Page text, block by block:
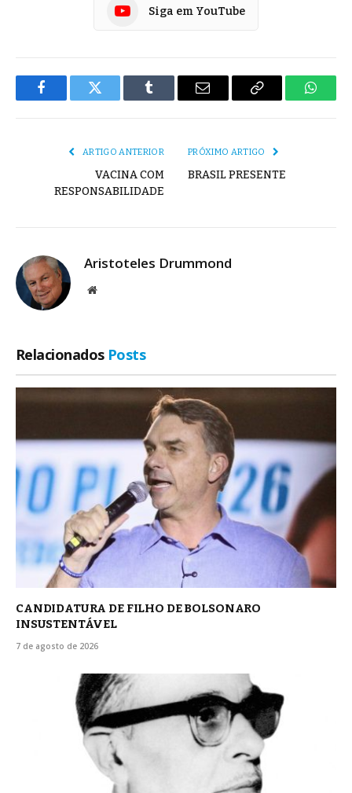
Siga em YouTube
FacebookTwitter Tumblr
E-
Copiar
ARTIGO ANTERIOR
VACINA COM
RESPONSABILIDADE
PRÓXIMO ARTIGO
BRASIL PRESENTE
Aristoteles Drummond
Site
Relacionados Posts
CANDIDATURA DE FILHO DE BOLSONARO
INSUSTENTÁVEL
7 de agosto de 2026